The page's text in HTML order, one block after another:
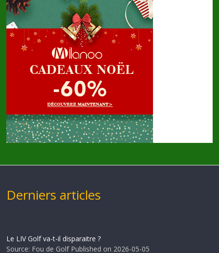
Derniers articles
Le LIV Golf va-t-il disparaitre ?
Source: Fou de Golf Published on 2026-05-05